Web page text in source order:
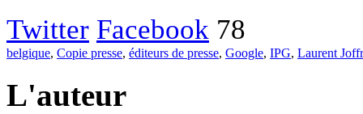
Twitter Facebook 78
belgique, Copie presse, éditeurs de presse, Google, IPG, Laurent
L'auteur